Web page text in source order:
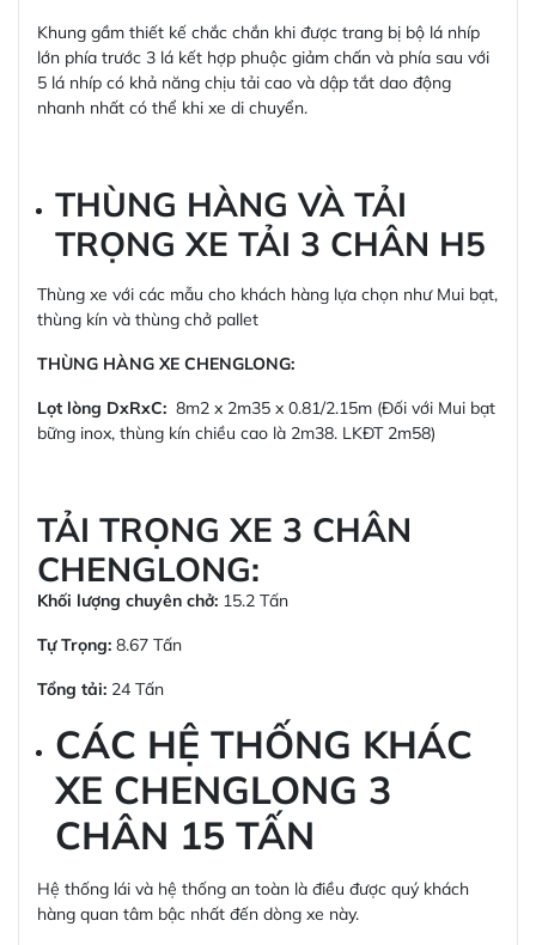
Khung gầm thiết kế chắc chắn khi được trang bị bộ lá nhíp
lớn phía trước 3 lá kết hợp phuộc giảm chấn và phía sau với
5 lá nhíp có khả năng chịu tải cao và dập tắt dao động
nhanh nhất có thể khi xe di chuyển.
THÙNG HÀNG VÀ TẢI
TRỌNG XE TẢI 3 CHÂN H5
Thùng xe với các mẫu cho khách hàng lựa chọn như Mui bạt,
thùng kín và thùng chở pallet
THÙNG HÀNG XE CHENGLONG:
Lọt lòng DxRxC: 8m2 x 2m35 x 0.81/2.15m (Đối với Mui bạt
bững inox, thùng kín chiều cao là 2m38. LKĐT 2m58)
TẢI TRỌNG XE 3 CHÂN
CHENGLONG:
Khối lượng chuyên chở: 15.2 Tấn
Tự Trọng: 8.67 Tấn
Tổng tải: 24 Tấn
CÁC HỆ THỐNG KHÁC
XE CHENGLONG 3
CHÂN 15 TẤN
Hệ thống lái và hệ thống an toàn là điều được quý khách
hàng quan tâm bậc nhất đến dòng xe này.